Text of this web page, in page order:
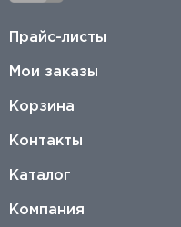
Прайс-листы
Мои заказы
Корзина
Контакты
Каталог
Компания